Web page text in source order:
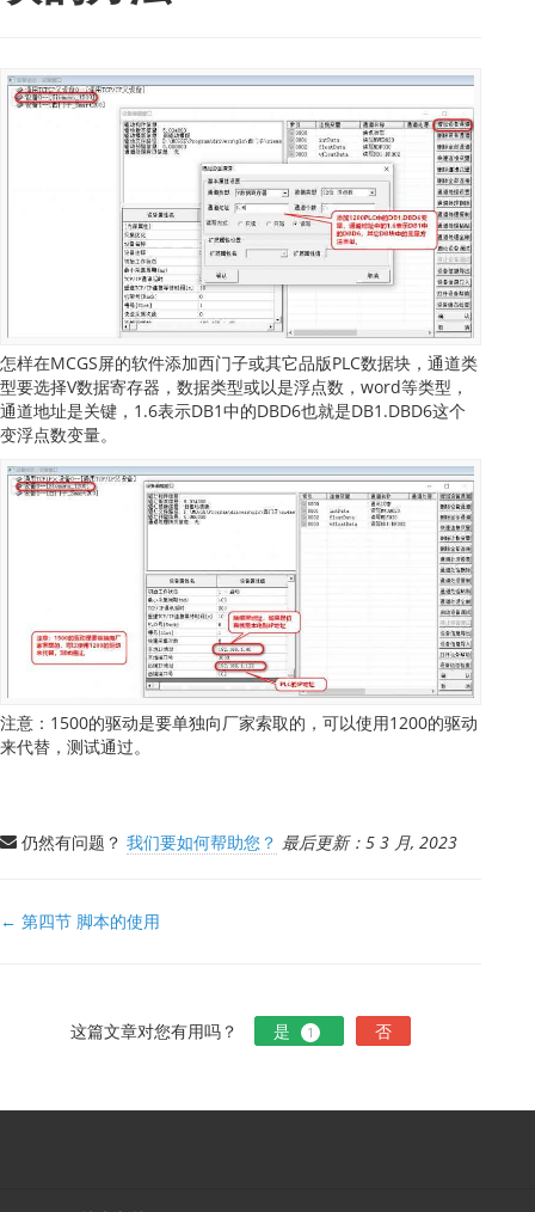
怎样在MCGS屏的软件添加西门子或其它品版PLC数据块，通道类
型要选择V数据寄存器，数据类型或以是浮点数，word等类型，
通道地址是关键，1.6表示DB1中的DBD6也就是DB1.DBD6这个
变浮点数变量。
注意：1500的驱动是要单独向厂家索取的，可以使用1200的驱动
来代替，测试通过。
仍然有问题？ 我们要如何帮助您？ 最后更新：5 3 月, 2023
文
← 第四节 脚本的使用
这篇文章对您有用吗？ 是 1 否